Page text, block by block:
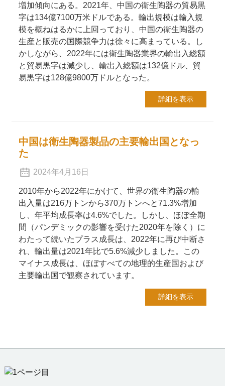
増加傾向にある。2021年、中国の衛生陶器の貿易黒
字は134億7100万米ドルである。輸出規模は輸入規
模を概ねはるかに上回っており、中国の衛生陶器の
生産と販売の国際競争力は徐々に高まっている。し
かしながら、2022年には衛生陶器業界の輸出入総額
と貿易黒字は減少し、輸出入総額は132億ドル、貿
易黒字は128億9800万ドルとなった。
詳細を表示
中国は衛生陶器製品の主要輸出国となっ
た
2024年4月16日
2010年から2022年にかけて、世界の衛生陶器の輸
出入量は216万トンから370万トンへと71.3%増加
し、年平均成長率は4.6%でした。しかし、ほぼ全期
間（パンデミックの影響を受けた2020年を除く）に
わたって続いたプラス成長は、2022年に再び中断さ
れ、輸出量は2021年比で5.6%減少しました。この
マイナス成長は、ほぼすべての地理的生産国および
主要輸出国で観察されています。
詳細を表示